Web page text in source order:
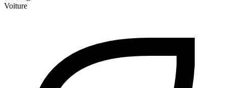
Voiture